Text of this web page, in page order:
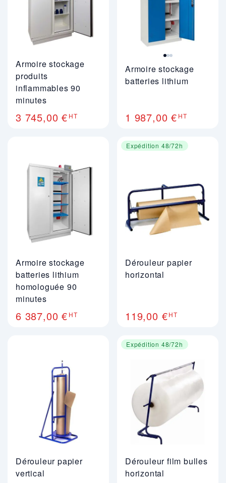
Armoire stockage
produits
inflammables 90
minutes
3 745,00 € HT
Armoire stockage
batteries lithium
1 987,00 € HT
Armoire stockage
batteries lithium
homologuée 90
minutes
6 387,00 € HT
Expédition 48/72h
Dérouleur papier
horizontal
119,00 €HT
Dérouleur papier
vertical
Expédition 48/72h
Dérouleur film bulles
horizontal